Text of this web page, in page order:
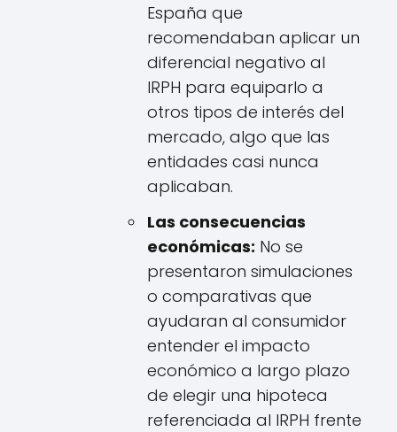
España que
recomendaban aplicar un
diferencial negativo al
IRPH para equiparlo a
otros tipos de interés del
mercado, algo que las
entidades casi nunca
aplicaban.
Las consecuencias
económicas: No se
presentaron simulaciones
o comparativas que
ayudaran al consumidor
entender el impacto
económico a largo plazo
de elegir una hipoteca
referenciada al IRPH frente